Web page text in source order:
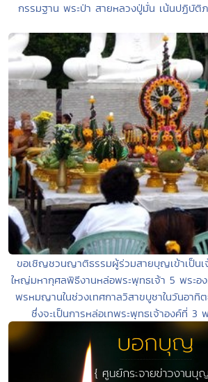
กรรมฐาน พระป่า สายหลวงปู่มั่น เน้นปฏิบัติภ
ขอเชิญชวนญาติธรรมผู้ร่วมสายบุญเข้าเป็น
ใหญ่มหากุศลพิธีงานหล่อพระพุทธเจ้า 5 พระ
พรหมญานในช่วงเทศกาลวิสาขบูชาในวันอา
ซึ่งจะเป็นการหล่อเทพระพุทธเจ้าองค์ที่ 3